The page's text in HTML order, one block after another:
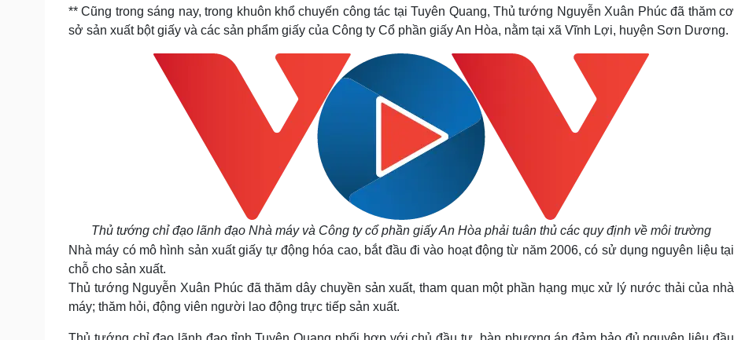
** Cũng trong sáng nay, trong khuôn khổ chuyến công tác tại Tuyên Quang, Thủ tướng Nguyễn Xuân Phúc đã thăm cơ
sở sản xuất bột giấy và các sản phẩm giấy của Công ty Cổ phần giấy An Hòa, nằm tại xã Vĩnh Lợi, huyện Sơn Dương.
Thủ tướng chỉ đạo lãnh đạo Nhà máy và Công ty cổ phần giấy An Hòa phải tuân thủ các quy định về môi trường
Nhà máy có mô hình sản xuất giấy tự động hóa cao, bắt đầu đi vào hoạt động từ năm 2006, có sử dụng nguyên liệu tại
chỗ cho sản xuất.
Thủ tướng Nguyễn Xuân Phúc đã thăm dây chuyền sản xuất, tham quan một phần hạng mục xử lý nước thải của nhà
máy; thăm hỏi, động viên người lao động trực tiếp sản xuất.